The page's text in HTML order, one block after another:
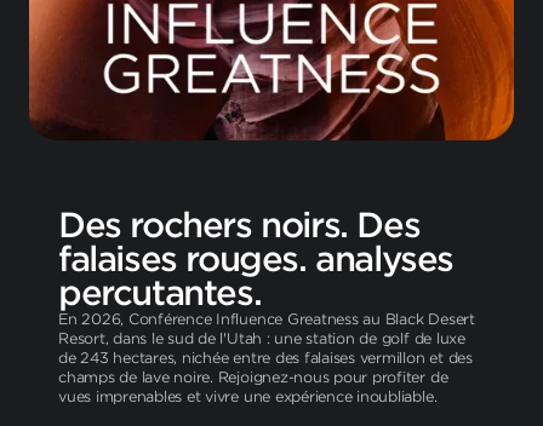
Des rochers noirs. Des
falaises rouges. analyses
percutantes.
En 2026, Conférence Influence Greatness au Black Desert
Resort, dans le sud de l'Utah : une station de golf de luxe
de 243 hectares, nichée entre des falaises vermillon et des
champs de lave noire. Rejoignez-nous pour profiter de
vues imprenables et vivre une expérience inoubliable.